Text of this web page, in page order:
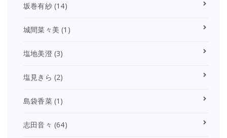
坂巻有紗(14)
城間菜々美 (1)
塩地美澄(3)
塩見きら (2)
島袋香菜(1)
志田音々 (64)